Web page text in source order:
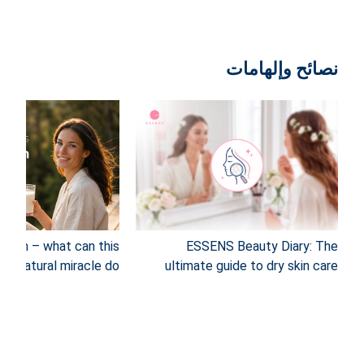
نصائح وإلهامات
ESSENS Beauty Diary: The
ultimate guide to dry skin care
– what can this
natural miracle do?